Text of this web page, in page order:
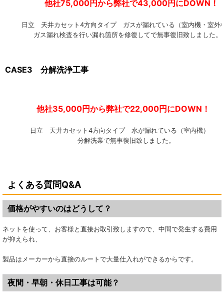
他社75,000円から弊社で43,000円にDOWN！
日立 天井カセット4方向タイプ ガスが漏れている（室内機・室外
ガス漏れ検査を行い漏れ箇所を修復してで無事復旧致しました。
CASE3 分解洗浄工事
他社35,000円から弊社で22,000円にDOWN！
日立 天井カセット4方向タイプ 水が漏れている（室内機
分解洗業で無事復旧致しました。
よくある質問Q&A
価格がやすいのはどうして？
ネットを使って、お客様と直接お取引致しますので、中間で発生する費用
が抑えられ、
製品はメーカーから直接のルートで大量仕入れができるからです。
夜間・早朝・休日工事は可能？